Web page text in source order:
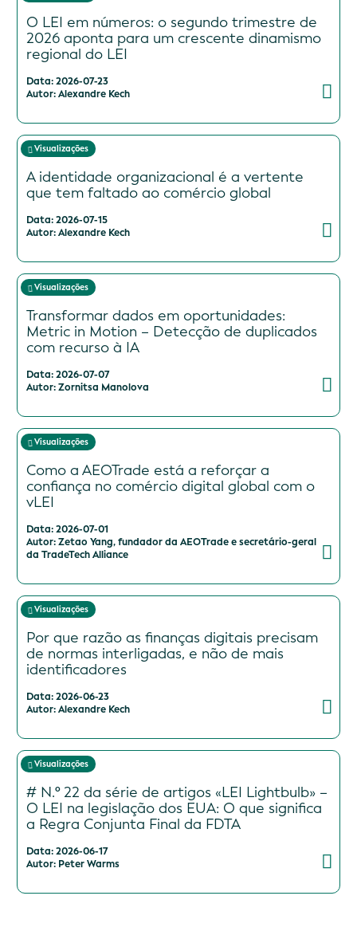
O LEI em números: o segundo trimestre de
2026 aponta para um crescente dinamismo
regional do LEI
Data: 2026-07-23
Autor: Alexandre Kech
Visualizações
A identidade organizacional é a vertente
que tem faltado ao comércio global
Data: 2026-07-15
Autor: Alexandre Kech
Visualizações
Transformar dados em oportunidades:
Metric in Motion – Detecção de duplicados
com recurso à IA
Data: 2026-07-07
Autor: Zornitsa Manolova
Visualizações
Como a AEOTrade está a reforçar a
confiança no comércio digital global com o
vLEI
Data: 2026-07-01
Autor: Zetao Yang, fundador da AEOTrade e secretário-geral
da TradeTech Alliance
Visualizações
Por que razão as finanças digitais precisam
de normas interligadas, e não de mais
identificadores
Data: 2026-06-23
Autor: Alexandre Kech
Visualizações
# N.º 22 da série de artigos «LEI Lightbulb» –
O LEI na legislação dos EUA: O que significa
a Regra Conjunta Final da FDTA
Data: 2026-06-17
Autor: Peter Warms